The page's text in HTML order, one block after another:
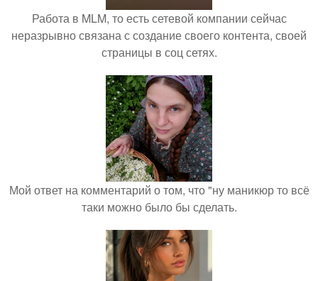
Работа в MLM, то есть сетевой компании сейчас
неразрывно связана с создание своего контента, своей
страницы в соц сетях.
Мой ответ на комментарий о том, что "ну маникюр то всё
таки можно было бы сделать.